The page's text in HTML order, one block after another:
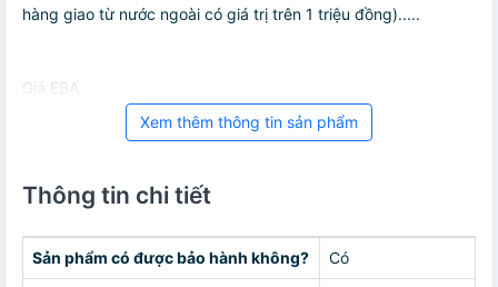
hàng giao từ nước ngoài có giá trị trên 1 triệu đồng).....
Giá EBA
Xem thêm thông tin sản phẩm
Thông tin chi tiết
Sản phẩm có được bảo hành không? Có